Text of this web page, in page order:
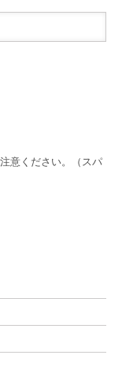
意ください。（スパ